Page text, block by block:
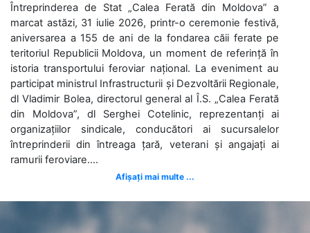
Întreprinderea de Stat „Calea Ferată din Moldova” a
marcat astăzi, 31 iulie 2026, printr-o ceremonie festivă,
aniversarea a 155 de ani de la fondarea căii ferate pe
teritoriul Republicii Moldova, un moment de referință în
istoria transportului feroviar național. La eveniment au
participat ministrul Infrastructurii și Dezvoltării Regionale,
dl Vladimir Bolea, directorul general al Î.S. „Calea Ferată
din Moldova”, dl Serghei Cotelinic, reprezentanți ai
organizațiilor sindicale, conducători ai sucursalelor
întreprinderii din întreaga țară, veterani și angajați ai
ramurii feroviare....
Afișați mai multe ...